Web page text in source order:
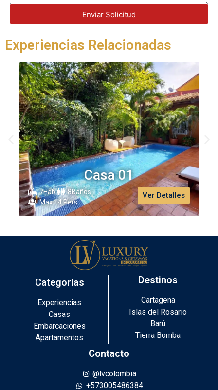
Enviar Solicitud
Experiencias Relacionadas
Casa 01
7Hab.
8Baños.
Max 14 Pers.
Ver Detalles
Categorías
Experiencias
Casas
Embarcaciones
Apartamentos
Destinos
Cartagena
Islas del Rosario
Barú
Tierra Bomba
Contacto
@lvcolombia
+573005486384